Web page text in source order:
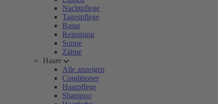
Nachtpflege
Tagespflege
Rasur
Reinigung
Sonne
Zähne
Haare
Alle anzeigen
Conditioner
Haarpflege
Shampoo